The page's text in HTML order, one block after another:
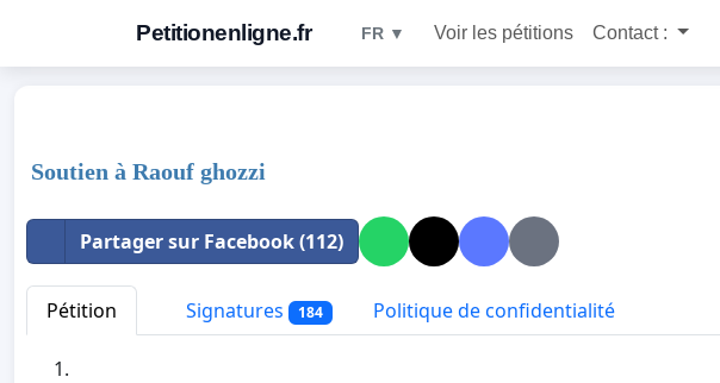
Petitionenligne.fr FR ▼ Voir les pétitions Contact :
Soutien à Raouf ghozzi
Partager sur Facebook (112)
Pétition Signatures 184 Politique de confidentialité